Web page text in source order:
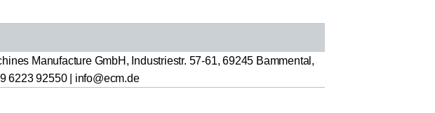
Manufacture GmbH, Industriestr. 57-61, 69245 Bammental,
6223 92550 | info@ecm.de